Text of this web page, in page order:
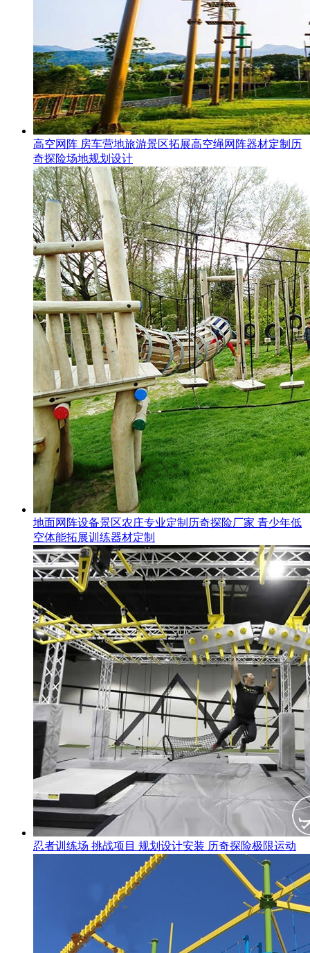
高空网阵 房车营地旅游景区拓展高空绳网阵器材定制历
奇探险场地规划设计
地面网阵设备景区农庄专业定制历奇探险厂家 青少年低
空体能拓展训练器材定制
忍者训练场 挑战项目 规划设计安装 历奇探险极限运动